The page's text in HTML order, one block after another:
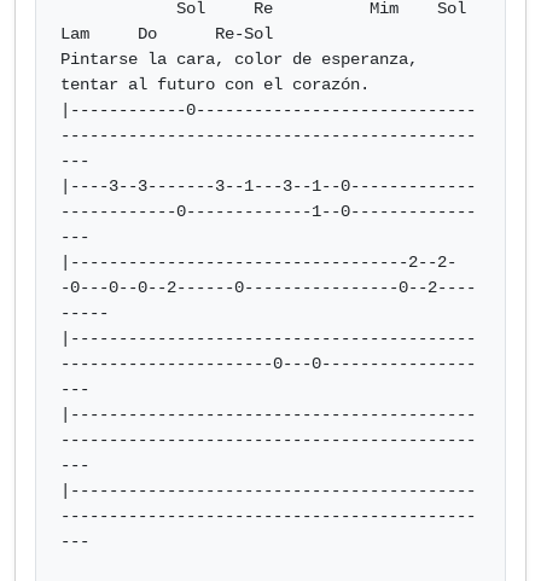
Lam     Do      Re-Sol
Pintarse la cara, color de esperanza,
tentar al futuro con el corazón.
|------------0-----------------------------
-------------------------------------------
---
|----3--3-------3--1---3--1--0-------------
------------0-------------1--0-------------
---
|-----------------------------------2--2-
-0---0--0--2------0----------------0--2----
-----
|------------------------------------------
----------------------0---0----------------
---
|------------------------------------------
-------------------------------------------
---
|------------------------------------------
-------------------------------------------
---